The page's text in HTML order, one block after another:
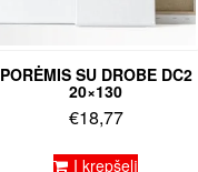
PORĖMIS SU DROBE DC2
20×130
€18,77
Į krepšelį